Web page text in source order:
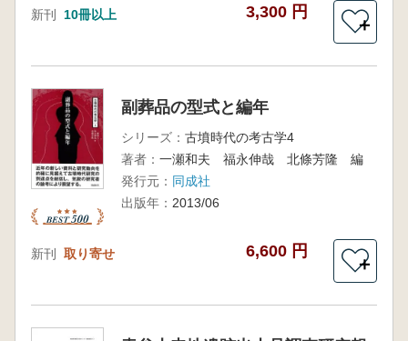
新刊 10冊以上 3,300 円
＋
副葬品の型式と編年
シリーズ： 古墳時代の考古学4
著者： 一瀬和夫 福永伸哉 北條芳隆 編
発行元： 同成社
出版年： 2013/06
新刊 取り寄せ 6,600 円
＋